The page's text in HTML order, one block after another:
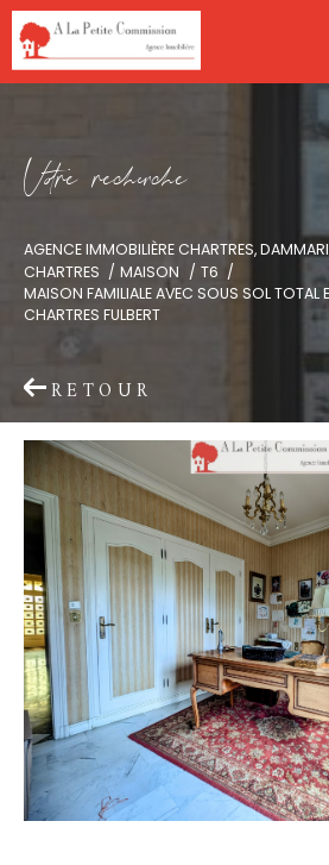
Vore recece
AGENCE IMMOBILIÈRE CHARTRES,
CHARTRES
MAISON
T6
MAISON FAMILIALE AVEC SOUS SOL TOTAL
CHARTRES FULBERT
RETOUR